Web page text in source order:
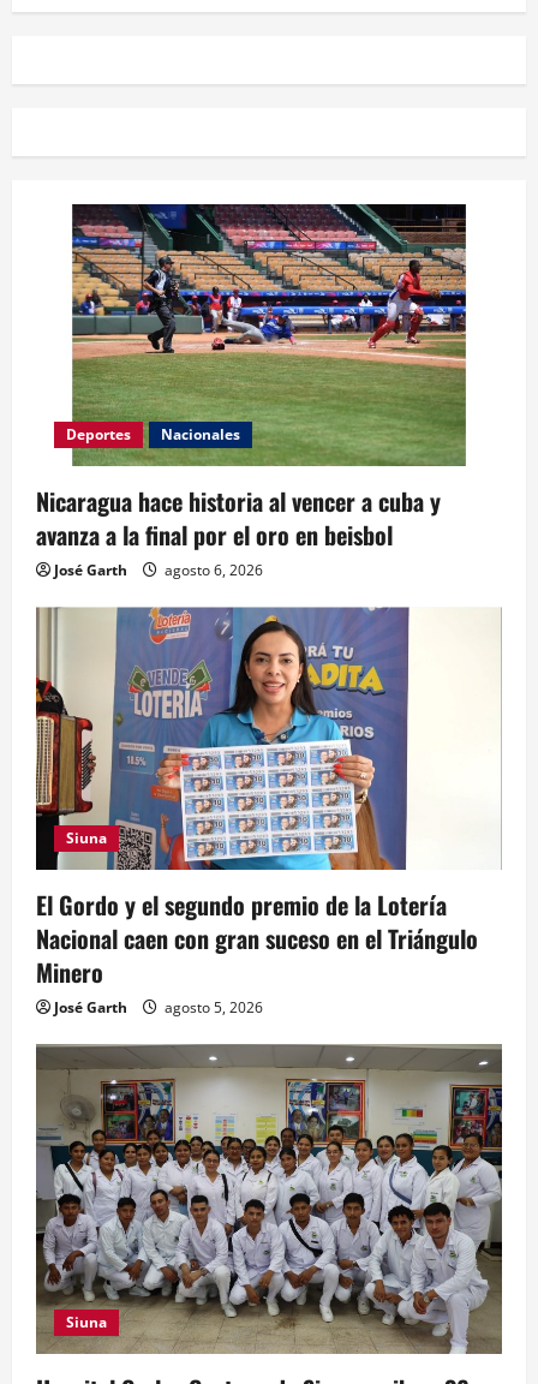
Deportes Nacionales
Nicaragua hace historia al vencer a cuba y
avanza a la final por el oro en beisbol
José Garth agosto 6, 2026
Siuna
El Gordo y el segundo premio de la Lotería
Nacional caen con gran suceso en el Triángulo
Minero
José Garth agosto 5, 2026
Siuna